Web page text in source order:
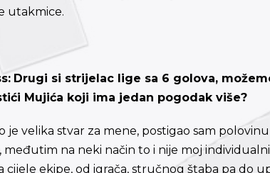
utakmice.
Drugi si strijelac lige sa 6 golova,
Mujića koji ima jedan pogodak više?
je velika stvar za mene, postigao sam
međutim na neki način to i nije moj
cijele ekipe, od igrača, stručnog štaba pa do